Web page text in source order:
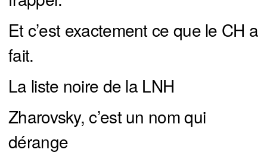
Et c’est exactement ce que le CH a
fait.
La liste noire de la LNH
Zharovsky, c’est un nom qui
dérange